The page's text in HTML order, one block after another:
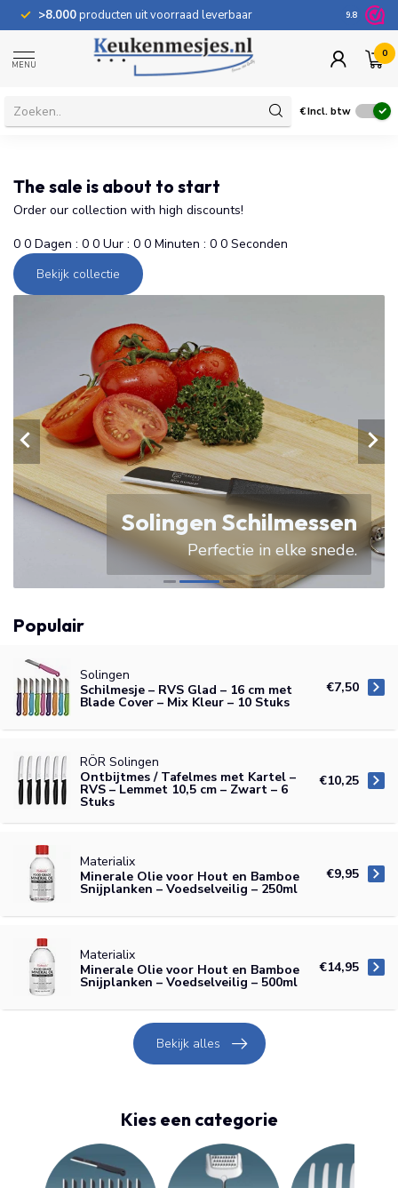
>8.000producten uit voorraad leverbaar 100
9.8
MENU
0
€Incl. btw
The sale is about to start
Order our collection with high discounts!
0 0 Dagen : 0 0 Uur : 0 0 Minuten : 0 0 Seconden
Bekijk collectie
Solingen Schilmessen
Perfectie in elke snede.
Populair
Solingen
Schilmesje – RVS Glad – 16 cm met
Blade Cover – Mix Kleur – 10 Stuks
€7,50
RÖR Solingen
Ontbijtmes / Tafelmes met Kartel –
RVS – Lemmet 10,5 cm – Zwart – 6
Stuks
€10,25
Materialix
Minerale Olie voor Hout en Bamboe
Snijplanken – Voedselveilig – 250ml
€9,95
Materialix
Minerale Olie voor Hout en Bamboe
Snijplanken – Voedselveilig – 500ml
€14,95
Bekijk alles
Kies een categorie